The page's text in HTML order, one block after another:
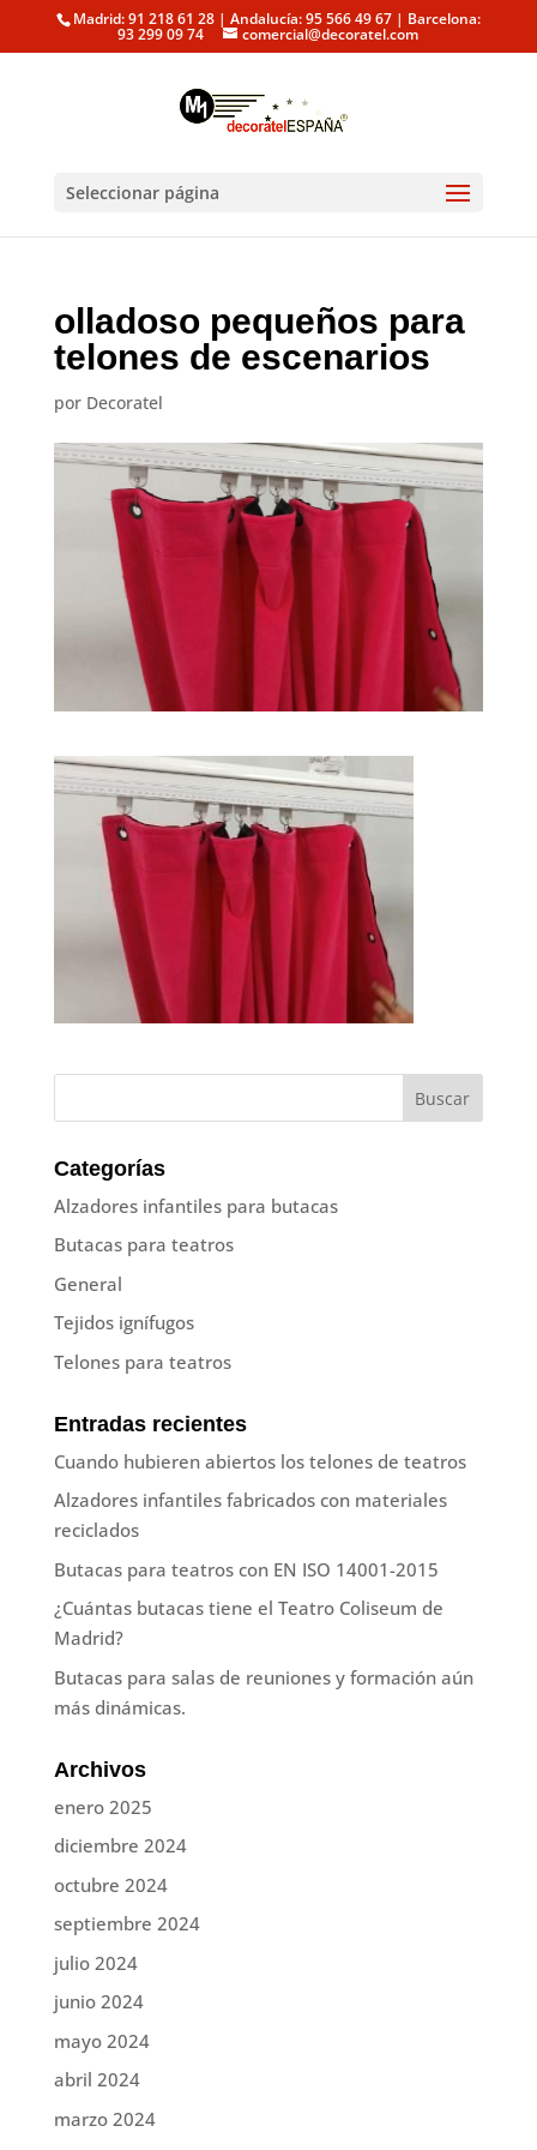
Madrid: 91 218 61 28 | Andalucía: 95 566 49 67 | Barcelona:
93 299 09 74 comercial@decoratel.com
Seleccionar página
olladoso pequeños para
telones de escenarios
por Decoratel
Categorías
Alzadores infantiles para butacas
Butacas para teatros
General
Tejidos ignífugos
Telones para teatros
Entradas recientes
Cuando hubieren abiertos los telones de teatros
Alzadores infantiles fabricados con materiales
reciclados
Butacas para teatros con EN ISO 14001-2015
¿Cuántas butacas tiene el Teatro Coliseum de
Madrid?
Butacas para salas de reuniones y formación aún
más dinámicas.
Archivos
enero 2025
diciembre 2024
octubre 2024
septiembre 2024
julio 2024
junio 2024
mayo 2024
abril 2024
marzo 2024